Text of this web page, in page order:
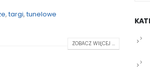
, targi, tunelowe
ZOBACZ WIĘCEJ ...